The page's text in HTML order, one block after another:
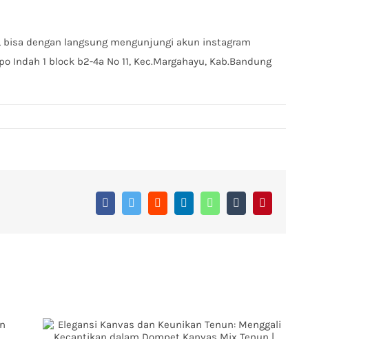
dengan langsung mengunjungi akun instagram
1 block b2-4a No 11, Kec.Margahayu, Kab.Bandung
FacebookTwitterRedditLinkedInWhatsAppTumblrPinterest